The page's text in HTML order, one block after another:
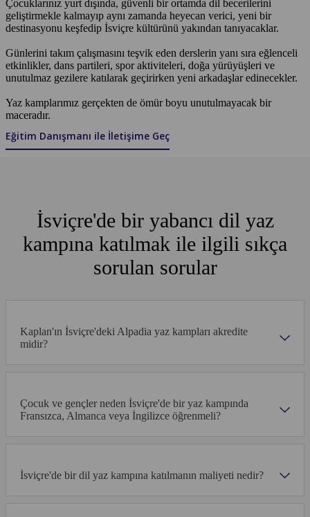
Çocuklarınız yurt dışında, güvenli bir ortamda dil becerilerini
geliştirmekle kalmayıp aynı zamanda heyecan verici, yeni bir
destinasyonu keşfedip İsviçre kültürünü yakından tanıyacaklar.
Günlerini takım çalışmasını teşvik eden derslerin yanı sıra eğlenceli
etkinlikler, dans partileri, spor aktiviteleri, doğa yürüyüşleri ve
unutulmaz gezilere katılarak geçirirken yeni arkadaşlar edinecekler.
Yaz kamplarımız gerçekten de ömür boyu unutulmayacak bir
maceradır.
Eğitim Danışmanı ile İletişime Geç
İsviçre'de bir yabancı dil yaz
kampına katılmak ile ilgili sıkça
sorulan sorular
Kaplan'ın İsviçre'deki Alpadia yaz kampları akredite
midir?
Çocuk ve gençler neden İsviçre'de bir yaz kampında
Fransızca, Almanca veya İngilizce öğrenmeli?
İsviçre'de bir dil yaz kampına katılmanın maliyeti nedir?